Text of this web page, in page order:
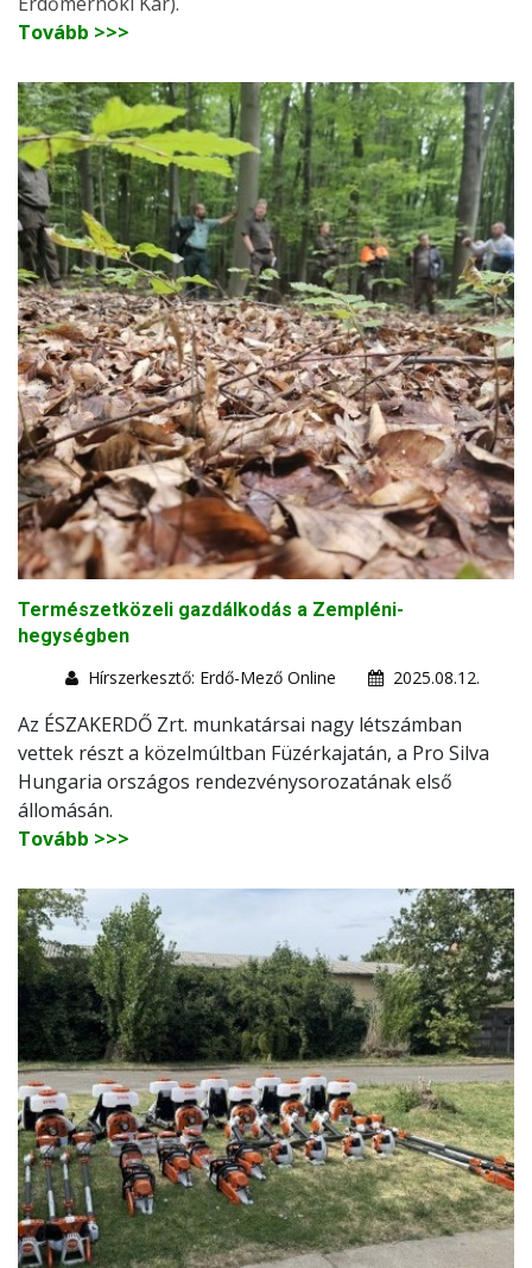
Tovább >>>
Természetközeli gazdálkodás a Zempléni-
hegységben
Hírszerkesztő: Erdő-Mező Online
2025.08.12.
Az ÉSZAKERDŐ Zrt. munkatársai nagy létszámban
vettek részt a közelmúltban Füzérkajatán, a Pro Silva
Hungaria országos rendezvénysorozatának első
állomásán.
Tovább >>>